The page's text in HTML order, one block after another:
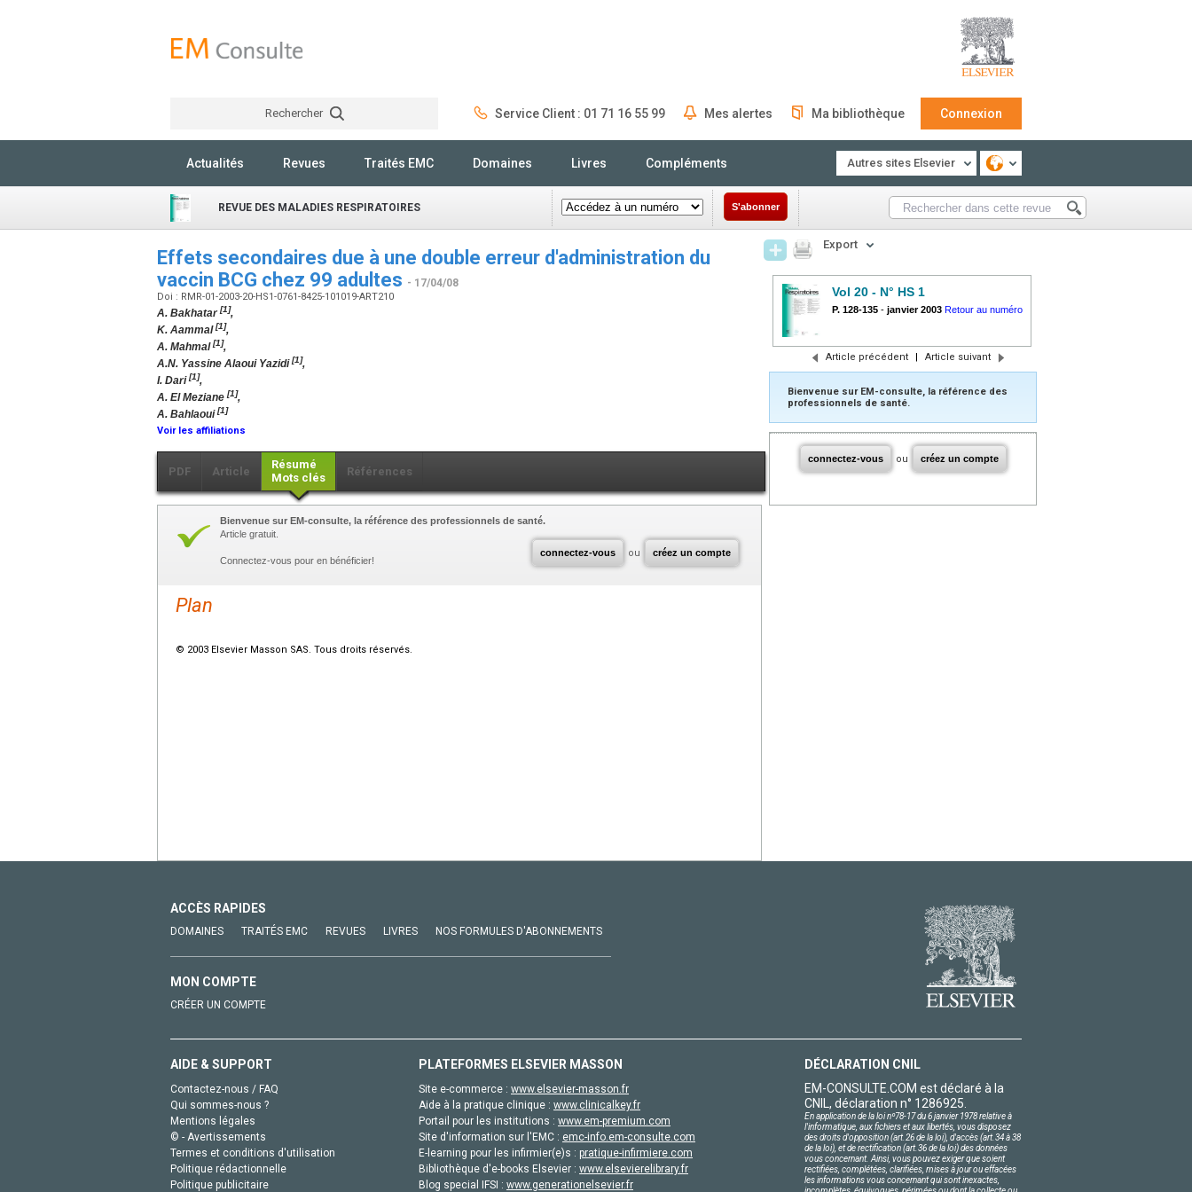
Rechercher Service Client : 01 71 16 55 99 Mes alertes Ma bibliothèque Connexion
Actualités Revues Traités EMC Domaines Livres Compléments Autres sites Elsevier
REVUE DES MALADIES RESPIRATOIRES S'abonner
Effets secondaires due à une double erreur d'administration du
vaccin BCG chez 99 adultes - 17/04/08
Doi : RMR-01-2003-20-HS1-0761-8425-101019-ART210
A. Bakhatar[1],
K. Aammal[1],
A. Mahmal[1],
A.N. Yassine Alaoui Yazidi[1],
I. Dari[1],
A. El Meziane [1],
A. Bahlaoui[1]
Voir les affiliations
PDF Article
Résumé
Mots clés
Références
connectez-vous ou créez un compte
Bienvenue sur EM-consulte, la référence des professionnels de santé.
Article gratuit.
Connectez-vous pour en bénéficier!
Plan
© 2003 Elsevier Masson SAS. Tous droits réservés.
Export
Vol 20 - N° HS 1
P. 128-135 - janvier 2003 Retour au numéro
Article précédent | Article suivant
Bienvenue sur EM-consulte, la référence des
professionnels de santé.
connectez-vous ou créez un compte
ACCÈS RAPIDES
DOMAINES TRAITÉS EMC REVUES LIVRES NOS FORMULES D'ABONNEMENTS
MON COMPTE
CRÉER UN COMPTE
AIDE & SUPPORT
Contactez-nous / FAQ
Qui sommes-nous ?
Mentions légales
© - Avertissements
Termes et conditions d'utilisation
Politique rédactionnelle
Politique publicitaire
PLATEFORMES ELSEVIER MASSON
Site e-commerce : www.elsevier-masson.fr
Aide à la pratique clinique : www.clinicalkey.fr
Portail pour les institutions : www.em-premium.com
Site d'information sur l'EMC : emc-info.em-consulte.com
E-learning pour les infirmier(e)s : pratique-infirmiere.com
Bibliothèque d'e-books Elsevier : www.elsevierelibrary.fr
Blog special IFSI : www.generationelsevier.fr
DÉCLARATION CNIL
EM-CONSULTE.COM est déclaré à la
CNIL, déclaration n° 1286925.
En application de la loi nº78-17 du 6 janvier 1978 relative à
l'informatique, aux fichiers et aux libertés, vous disposez
des droits d'opposition (art.26 de la loi), d'accès (art.34 à 38
de la loi), et de rectification (art.36 de la loi) des données
vous concernant. Ainsi, vous pouvez exiger que soient
rectifiées, complétées, clarifiées, mises à jour ou effacées
les informations vous concernant qui sont inexactes,